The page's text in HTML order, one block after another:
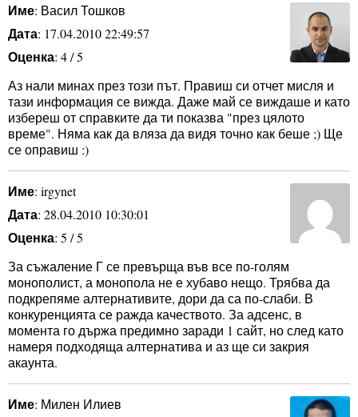
Име: Васил Тошков
Дата: 17.04.2010 22:49:57
Оценка: 4 / 5
Аз нали минах през този път. Правиш си отчет мисля и
тази информация се вижда. Даже май се виждаше и като
избереш от справките да ти показва "през цялото
време". Няма как да вляза да видя точно как беше ;) Ще
се оправиш :)
Име: irgynet
Дата: 28.04.2010 10:30:01
Оценка: 5 / 5
За съжаление Г се превърща във все по-голям
монополист, а монопола не е хубаво нещо. Трябва да
подкрепяме алтернативите, дори да са по-слаби. В
конкуренцията се ражда качеството. За адсенс, в
момента го държа предимно заради 1 сайт, но след като
намеря подходяща алтернатива и аз ще си закрия
акаунта.
Име: Милен Илиев